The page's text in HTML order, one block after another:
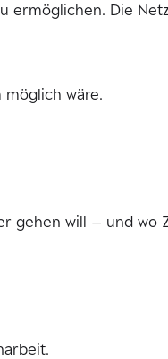
ermöglichen. Die
wäre.
gehen will – und wo